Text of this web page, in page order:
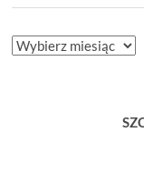
ARCHIWUM